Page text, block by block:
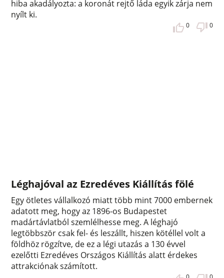
hiba akadályozta: a koronát rejtő láda egyik zárja nem
nyílt ki.
0 0
Léghajóval az Ezredéves Kiállítás fölé
Egy ötletes vállalkozó miatt több mint 7000 embernek
adatott meg, hogy az 1896-os Budapestet
madártávlatból szemlélhesse meg. A léghajó
legtöbbször csak fel- és leszállt, hiszen kötéllel volt a
földhöz rögzítve, de ez a légi utazás a 130 évvel
ezelőtti Ezredéves Országos Kiállítás alatt érdekes
attrakciónak számított.